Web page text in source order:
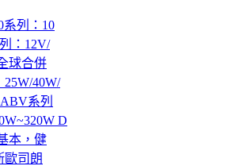
列：10
：12V/
球合併
40W/
系列
D
本，健
歐司朗